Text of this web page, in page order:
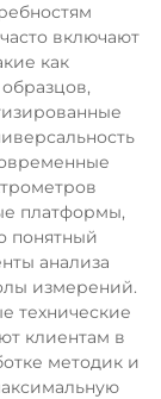
включают
как
платформы,
понятный
анализа
измерений.
технические
клиентам в
методик и